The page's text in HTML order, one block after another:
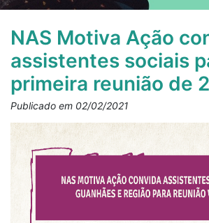
NAS Motiva Ação
assistentes sociais
primeira reunião de
Publicado em 02/02/2021